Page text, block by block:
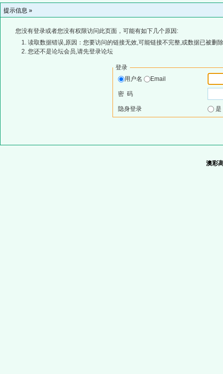
提示信息 »
您没有登录或者您没有权限访问此页面，可能有如下几个原因:
读取数据错误,原因：您要访问的链接无效,可能链接不完整,或数据已被删
您还不是论坛会员,请先登录论坛
登录
用户名
Email
密 码
隐身登录
澳彩